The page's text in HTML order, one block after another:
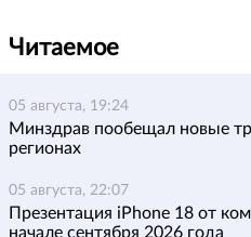
Читаемое
05 августа, 19:24
Минздрав пообещал новые
регионах
05 августа, 22:07
Презентация iPhone 18 от
начале сентября 2026 года